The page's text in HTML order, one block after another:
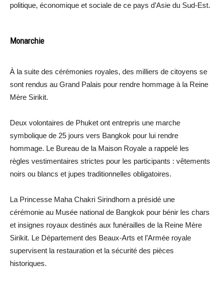
politique, économique et sociale de ce pays d’Asie du Sud-Est.
Monarchie
À la suite des cérémonies royales, des milliers de citoyens se
sont rendus au Grand Palais pour rendre hommage à la Reine
Mère Sirikit.
Deux volontaires de Phuket ont entrepris une marche
symbolique de 25 jours vers Bangkok pour lui rendre
hommage. Le Bureau de la Maison Royale a rappelé les
règles vestimentaires strictes pour les participants : vêtements
noirs ou blancs et jupes traditionnelles obligatoires.
La Princesse Maha Chakri Sirindhorn a présidé une
cérémonie au Musée national de Bangkok pour bénir les chars
et insignes royaux destinés aux funérailles de la Reine Mère
Sirikit. Le Département des Beaux-Arts et l’Armée royale
supervisent la restauration et la sécurité des pièces
historiques.